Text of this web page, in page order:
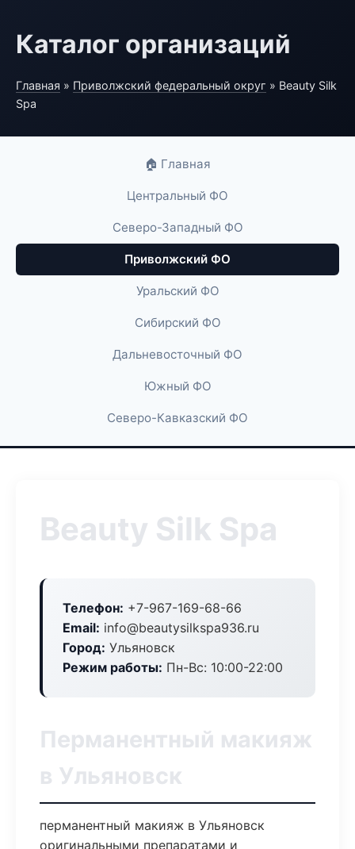
Каталог организаций
Главная » Приволжский федеральный округ » Beauty Silk
Spa
🏠 Главная
Центральный ФО
Северо-Западный ФО
Приволжский ФО
Уральский ФО
Сибирский ФО
Дальневосточный ФО
Южный ФО
Северо-Кавказский ФО
Beauty Silk Spa
Телефон: +7-967-169-68-66
Email: info@beautysilkspa936.ru
Город: Ульяновск
Режим работы: Пн-Вс: 10:00-22:00
Перманентный макияж
в Ульяновск
перманентный макияж в Ульяновск
оригинальными препаратами и